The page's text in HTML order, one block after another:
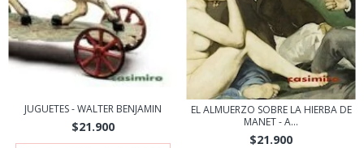
JUGUETES - WALTER BENJAMIN
$21.900
EL ALMUERZO SOBRE LA HIERBA DE
MANET - A...
$21.900